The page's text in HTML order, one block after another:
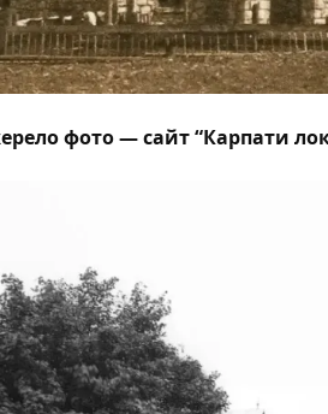
фото — сайт “Карпати